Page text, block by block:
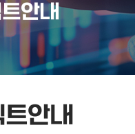
안내
안내